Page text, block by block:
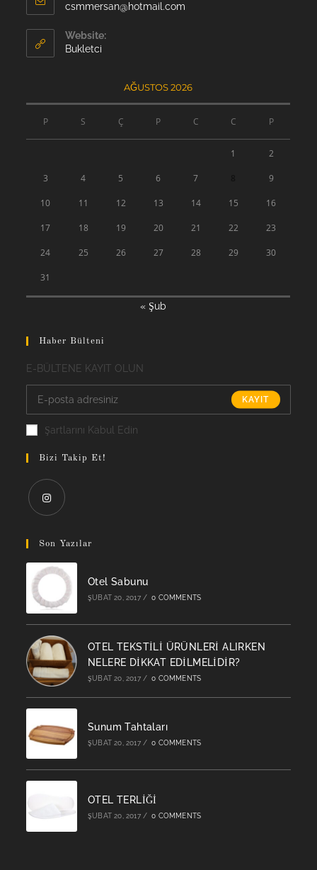
csmmersan@hotmail.com
Website:
Bukletci
AĞUSTOS 2026
P S Ç P C C P
1 2
3 4 5 6 7 9
10 11 12 13 14 15 16
17 18 19 20 21 22 23
24 25 26 27 28 29 30
31
« Şub
Haber Bülteni
E-BÜLTENE KAYIT OLUN
KAYIT
Şartlarını Kabul Edin
Bizi Takip Et!
in
new
tab
Son Yazılar
Otel Sabunu
ŞUBAT 20, 2017 / 0 COMMENTS
OTEL TEKSTİLİ ÜRÜNLERİ ALIRKEN
NELERE DİKKAT EDİLMELİDİR?
ŞUBAT 20, 2017 / 0 COMMENTS
Sunum Tahtaları
ŞUBAT 20, 2017 / 0 COMMENTS
OTEL TERLİĞİ
ŞUBAT 20, 2017 / 0 COMMENTS